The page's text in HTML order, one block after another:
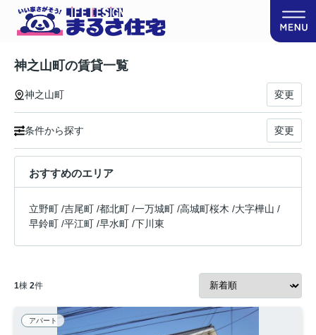
神之山町の賃貸一覧
神之山町 変更
条件から探す 変更
おすすめのエリア
立野町 /吉尾町 /都北町 /一万城町 /高城町桜木 /大字樺山 /
早鈴町 /平江町 /早水町 /下川東
1棟 2件
アパート